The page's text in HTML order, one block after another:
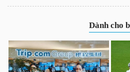
CHÍNH